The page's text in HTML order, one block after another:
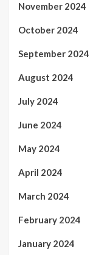
November 2024
October 2024
September 2024
August 2024
July 2024
June 2024
May 2024
April 2024
March 2024
February 2024
January 2024